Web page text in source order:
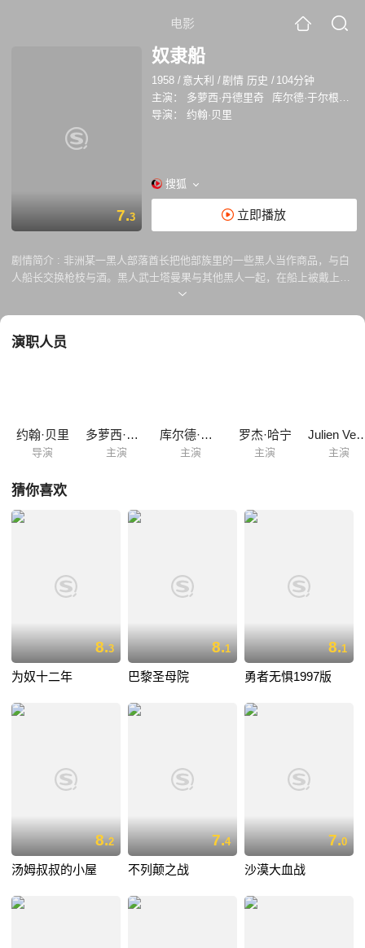
电影
7.3
奴隶船
1958 / 意大利 /剧情 历史 / 104分钟
主演：
多萝西·丹德里奇 库尔德·于尔根斯
导演：
约翰·贝里
搜狐
立即播放
剧情简介 : 非洲某一黑人部落酋长把他部族里的一些黑人当作商品，与白
人船长交换枪枝与酒。黑人武士塔曼果与其他黑人一起，在船上被戴上镣
铐，倍受虐待。塔曼果忍无可忍，遂动员黑人同胞反抗。他亲手扼死了鞭
演职人员
约翰·贝里
导演
多萝西·丹德里奇
主演
库尔德·于尔根斯
主演
罗杰·哈宁
主演
Julien
主演
猜你喜欢
8.3
为奴十二年
8.1
巴黎圣母院
8.1
勇者无惧1997版
8.2
汤姆叔叔的小屋
7.4
不列颠之战
7.0
沙漠大血战